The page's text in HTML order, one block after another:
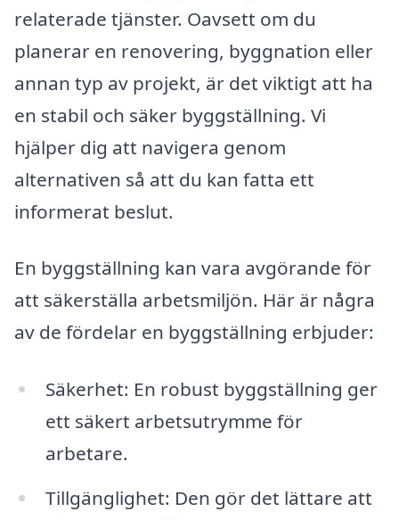
relaterade tjänster. Oavsett om du
planerar en renovering, byggnation eller
annan typ av projekt, är det viktigt att ha
en stabil och säker byggställning. Vi
hjälper dig att navigera genom
alternativen så att du kan fatta ett
informerat beslut.
En byggställning kan vara avgörande för
att säkerställa arbetsmiljön. Här är några
av de fördelar en byggställning erbjuder:
Säkerhet: En robust byggställning ger
ett säkert arbetsutrymme för
arbetare.
Tillgänglighet: Den gör det lättare att